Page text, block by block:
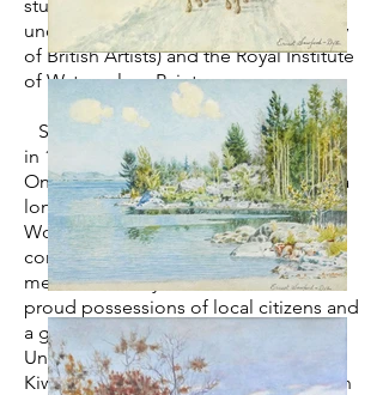
studied at the Norwich School of Art
under Miller Smith RBA ( Royal Society
of British Artists) and the Royal Institute
of Watercolour Painters.
Sawford-Dye immigrated to Canada
in 1903 and moved to New Liskeard,
Ontario in 1913. Sawford-Dye was for a
long time a member of the
Woodpecker Art Club where he
conducted a life-drawing class of 77
members. Many of his works are the
proud possessions of local citizens and
a good number were sent to the
United States. He was honored by the
Kiwanis Club of New Liskeard in March